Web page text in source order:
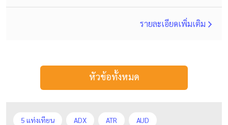
รายละเอียดเพิ่มเติม
หัวข้อทั้งหมด
5 แท่งเทียน ADX ATR AUD